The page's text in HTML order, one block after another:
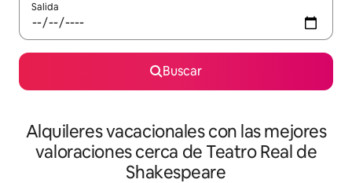
Salida
Buscar
Alquileres vacacionales con las mejores
valoraciones cerca de Teatro Real de
Shakespeare